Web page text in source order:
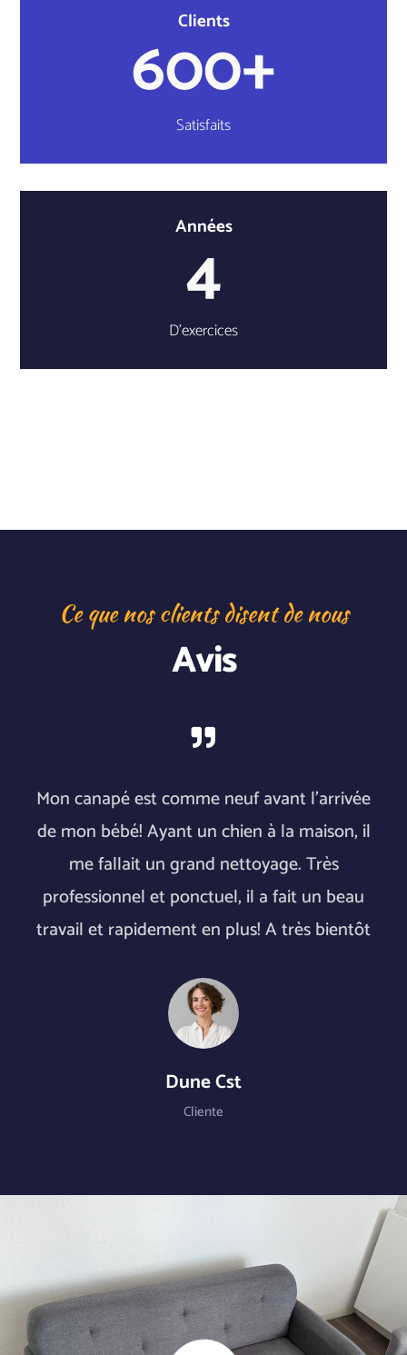
Clients
600+
Satisfaits
Années
4
D’exercices
Ce que nos clients disent de nous
Avis

Mon canapé est comme neuf avant l’arrivée
de mon bébé! Ayant un chien à la maison, il
me fallait un grand nettoyage. Très
professionnel et ponctuel, il a fait un beau
travail et rapidement en plus! A très bientôt
Dune Cst
Cliente